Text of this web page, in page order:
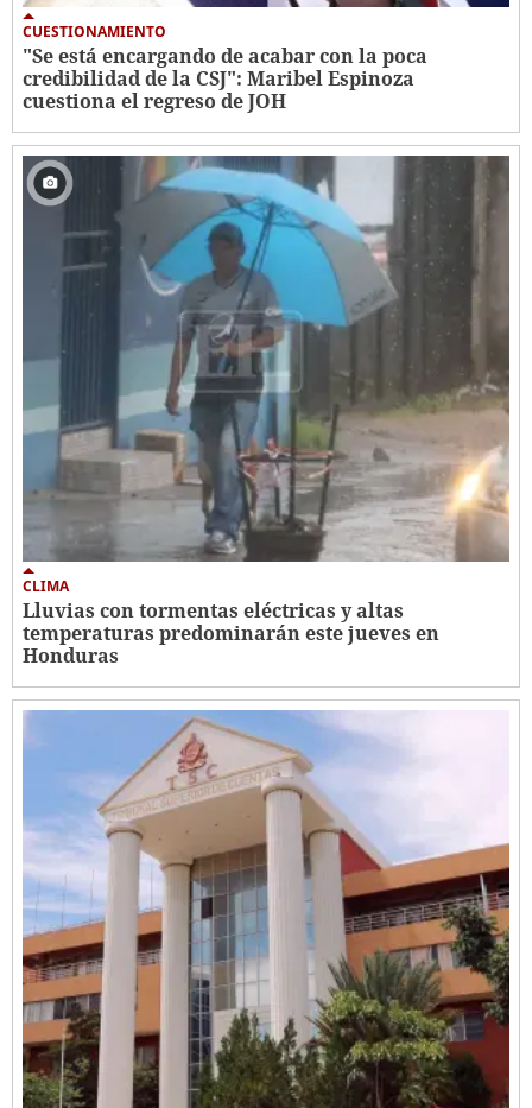
CUESTIONAMIENTO
"Se está encargando de acabar con la poca
credibilidad de la CSJ": Maribel Espinoza
cuestiona el regreso de JOH
CLIMA
Lluvias con tormentas eléctricas y altas
temperaturas predominarán este jueves en
Honduras